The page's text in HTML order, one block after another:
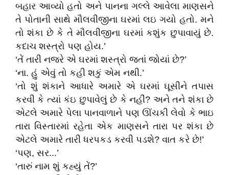
બહાર આવ્યો હતો અને પાનના ગલ્લે આવેલા માણસને
તે પોતાની સાથે મૌલવીજીના ઘરમાં લઇ ગયો હતો. મને
તો શંકા છે કે તે મૌલવીજીના ઘરમાં કશુંક છુપાવાયું છે.
કદાચ શસ્ત્રો પણ હોય.’
‘તેં તારી નજરે એ ઘરમાં શસ્ત્રો જતાં જોયાં છે?’
‘ના. હું એવું તો કહી શકું એમ નથી.’
‘તો શું શંકાને આધારે અમારે એ ઘરમાં ઘૂસીને તપાસ
કરવી કે ત્યાં કંઇ છુપાવેલું છે કે નહીં? અને તને શંકા છે
એટલે અમારે પેલા પાનવાળાને પણ ઊંચકી લેવો કે ભાઇ
તારા વિસ્તારમાં રહેતા એક માણસને તારા પર શંકા છે
એટલે અમારે તારી ધરપકડ કરવી પડશે? વાત કરે છે!’
‘પણ, સર...’
‘તારું નામ શું કહ્યું તેં?’